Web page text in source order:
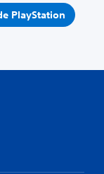
PlayStation